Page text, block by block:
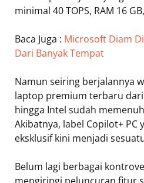
minimal 40 TOPS, RAM 16
Baca Juga : Microsoft Diam
Dari Banyak Tempat
Namun seiring berjalannya
laptop premium terbaru dari
hingga Intel sudah
Akibatnya, label Copilot+
eksklusif kini menjadi
Belum lagi berbagai